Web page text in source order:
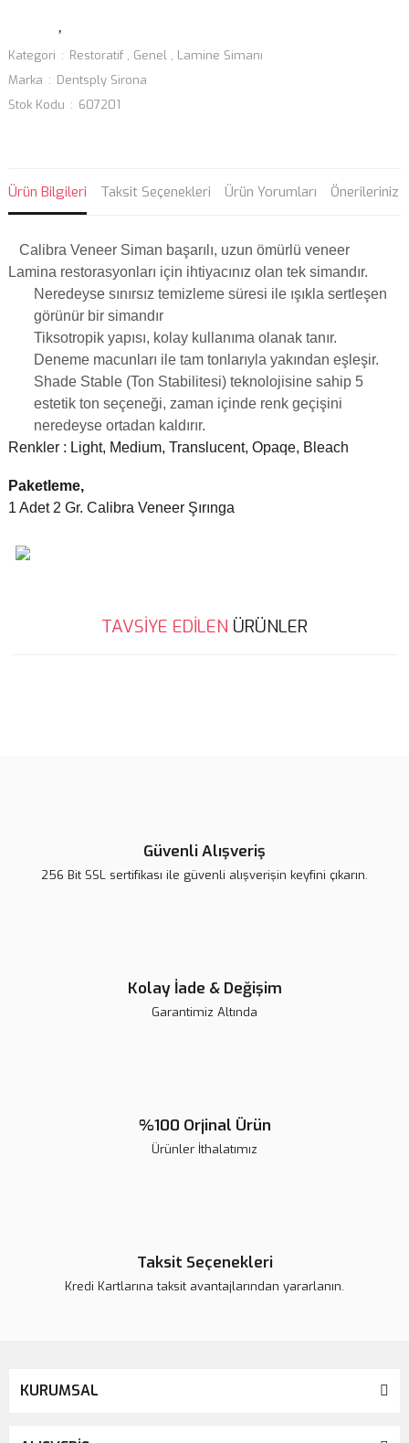
Kategori Restoratif , Genel , Lamine Simanı
Marka
Dentsply Sirona
Stok Kodu
607201
Ürün Bilgileri Taksit Seçenekleri Ürün Yorumları Önerileriniz
Calibra Veneer Siman başarılı, uzun ömürlü veneer
Lamina restorasyonları için ihtiyacınız olan tek simandır.
Neredeyse sınırsız temizleme süresi ile ışıkla sertleşen
görünür bir simandır
Tiksotropik yapısı, kolay kullanıma olanak tanır.
Deneme macunları ile tam tonlarıyla yakından eşleşir.
Shade Stable (Ton Stabilitesi) teknolojisine sahip 5
estetik ton seçeneği, zaman içinde renk geçişini
neredeyse ortadan kaldırır.
Renkler : Light, Medium, Translucent, Opaqe, Bleach
Paketleme,
1 Adet 2 Gr. Calibra Veneer Şırınga
Bu ürünün fiyat bilgisi, resim, ürün açıklamalarında ve diğer
konularda yetersiz gördüğünüz noktaları öneri formunu kullanarak
TAVSİYE EDİLEN ÜRÜNLER
Güvenli Alışveriş
256 Bit SSL sertifikası ile güvenli alışverişin keyfini çıkarın.
Kolay İade & Değişim
Garantimiz Altında
%100 Orjinal Ürün
Ürünler İthalatımız
Taksit Seçenekleri
Kredi Kartlarına taksit avantajlarından yararlanın.
KURUMSAL